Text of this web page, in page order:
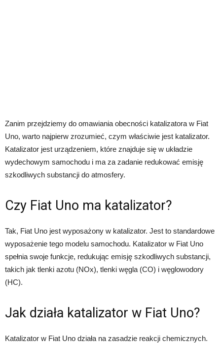
Zanim przejdziemy do omawiania obecności katalizatora w Fiat
Uno, warto najpierw zrozumieć, czym właściwie jest katalizator.
Katalizator jest urządzeniem, które znajduje się w układzie
wydechowym samochodu i ma za zadanie redukować emisję
szkodliwych substancji do atmosfery.
Czy Fiat Uno ma katalizator?
Tak, Fiat Uno jest wyposażony w katalizator. Jest to standardowe
wyposażenie tego modelu samochodu. Katalizator w Fiat Uno
spełnia swoje funkcje, redukując emisję szkodliwych substancji,
takich jak tlenki azotu (NOx), tlenki węgla (CO) i węglowodory
(HC).
Jak działa katalizator w Fiat Uno?
Katalizator w Fiat Uno działa na zasadzie reakcji chemicznych.